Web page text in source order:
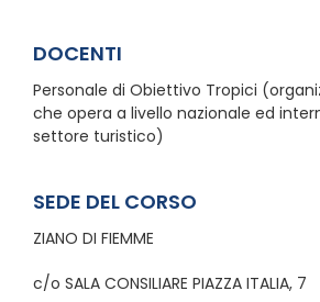
DOCENTI
Personale di Obiettivo Tropici
che opera a livello nazionale ed
settore turistico)
SEDE DEL CORSO
ZIANO DI FIEMME
c/o SALA CONSILIARE PIAZZA ITALIA, 7